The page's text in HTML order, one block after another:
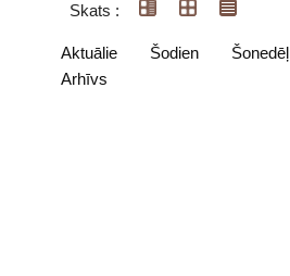
Skats :
Aktuālie Šodien Šonedēļ
Arhīvs